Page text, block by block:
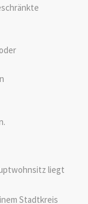
liegt
Stadtkreis